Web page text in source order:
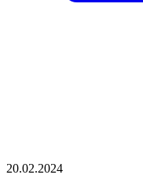
20.02.2024